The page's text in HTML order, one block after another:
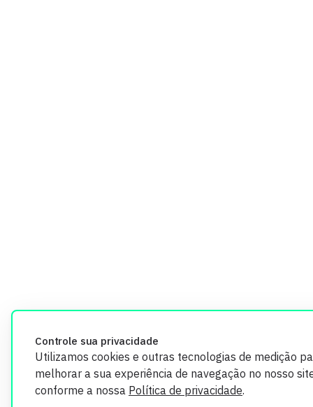
Controle sua privacidade
Utilizamos cookies e outras tecnologias de medição
melhorar a sua experiência de navegação no nosso
conforme a nossa Política de privacidade.